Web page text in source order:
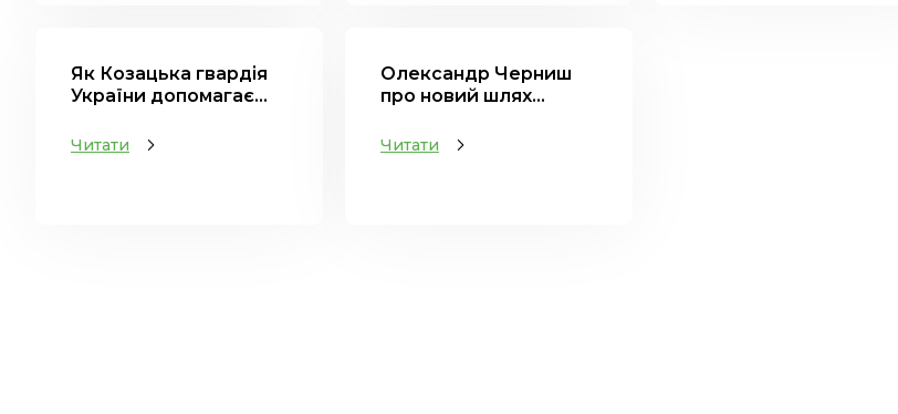
Як Козацька гвардія
України допомагає...
Читати
Олександр Черниш
про новий шлях...
Читати